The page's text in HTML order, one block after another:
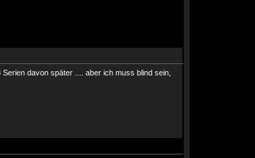
davon später .... aber ich muss blind sein,